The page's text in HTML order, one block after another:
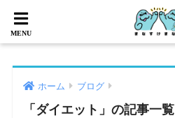
ホーム ブログ
「ダイエット」の記事一覧